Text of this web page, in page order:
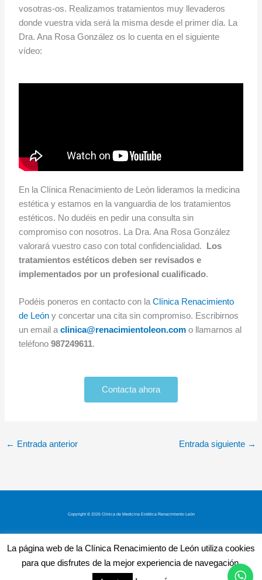
vosotras-os. Realizamos tratamientos muy llevaderos
donde vuestra vida será la misma desde el primer día. La
Dra. Ana Rosa González os lo cuenta en el siguiente
vídeo:
En la Clínica Renacimiento de León lideramos la medicina
estética y estamos en la vanguardia de los tratamientos
estéticos. No dudéis en pedir una consulta sin
compromiso con nosotros. La Dra. Ana Rosa González
valorará vuestro caso con total confidencialidad.
Los
tratamientos estéticos deben ser revisados e
implementados por un profesional cualificado.
Podéis poneros en contacto con laClínica Renacimiento
de León y concertar una cita sin compromiso. Escribirnos
un email aclinica@renacimientoleon.com o llamarnos al
teléfono987249611.
Contacta ahora
← Entrada anterior Entrada siguiente →
Copyright © 2026 Clínica de Medicina Estética Renacimiento León
Política de cookies
La página web de la Clínica Renacimiento de León utiliza cookies
para que disfrutes de la mejor experiencia de navegación.